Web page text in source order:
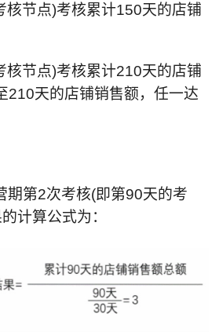
核节点)考核累计150天的店铺
核节点)考核累计210天的店铺
210天的店铺销售额，任一达
期第2次考核(即第90天的考
计算公式为：